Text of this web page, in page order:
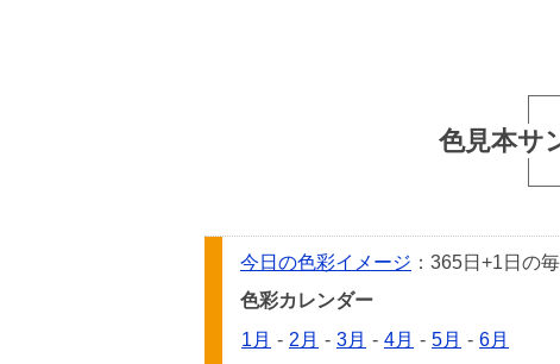
色見本サ
今日の色彩イメージ ：365日+1日の
色彩カレンダー
1月 - 2月 - 3月 - 4月 - 5月 - 6月